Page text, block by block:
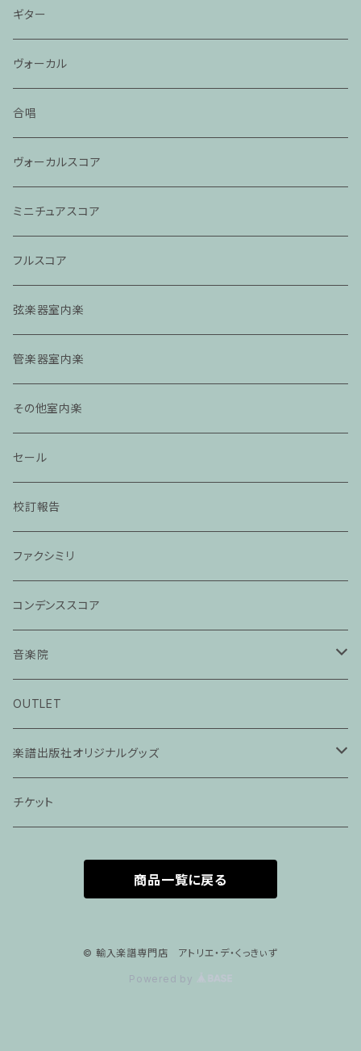
ギター
ヴォーカル
合唱
ヴォーカルスコア
ミニチュアスコア
フルスコア
弦楽器室内楽
管楽器室内楽
その他室内楽
セール
校訂報告
ファクシミリ
コンデンススコア
音楽院
ピアノ科３０分レッスン
ピアノ科４５分レッスン
家族割プラン
家族割適用プラン2
声楽ピアノ４５分レッスン
ヴァイオリンピアノ６０分レッスン
OUTLET
楽譜出版社オリジナルグッズ
アパレル
チケット
商品一覧に戻る
© 輸入楽譜専門店 アトリエ・デ・くっきぃず
Powered by